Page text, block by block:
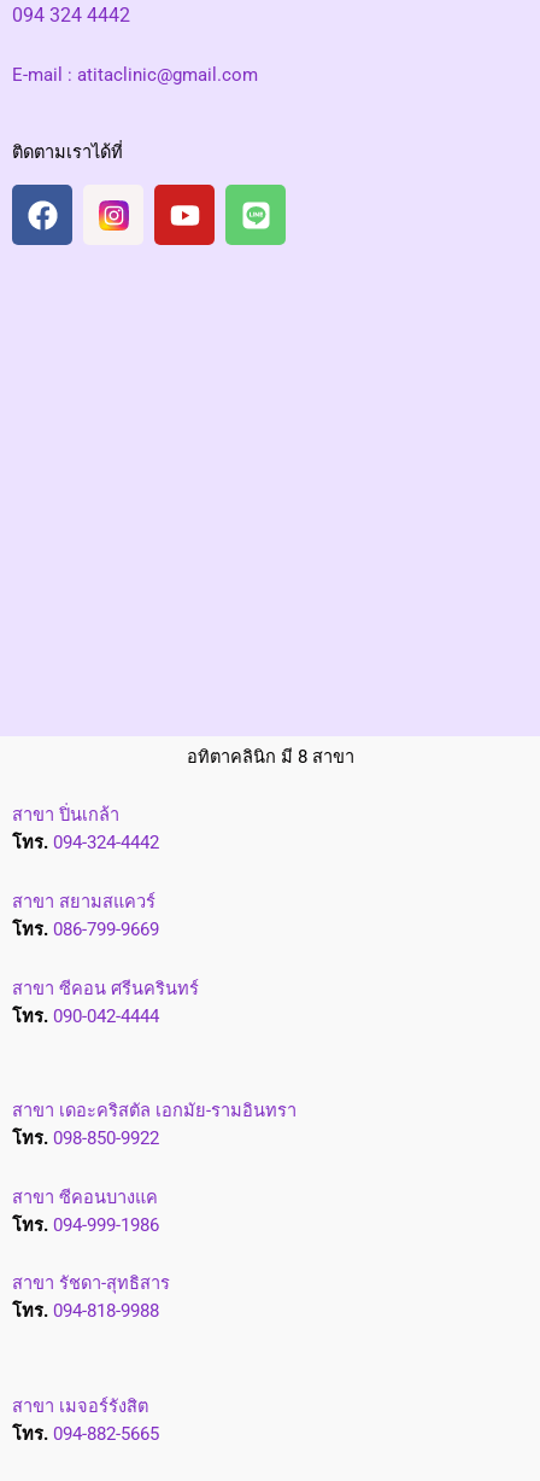
094 324 4442
E-mail : atitaclinic@gmail.com
ติดตามเราได้ที่
F
a
I
n
Y
o
L
i
อทิตาคลินิก มี 8 สาขา
สาขา ปิ่นเกล้า
โทร. 094-324-4442
สาขา สยามสแควร์
โทร. 086-799-9669
สาขา ซีคอน ศรีนครินทร์
โทร. 090-042-4444
สาขา เดอะคริสตัล เอกมัย-รามอินทรา
โทร. 098-850-9922
สาขา ซีคอนบางแค
โทร. 094-999-1986
สาขา รัชดา-สุทธิสาร
โทร. 094-818-9988
สาขา เมจอร์รังสิต
โทร. 094-882-5665